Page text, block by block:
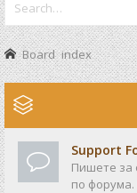
Board index
Support
Пишете за
по форума.